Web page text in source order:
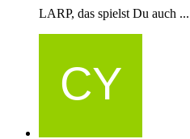
LARP, das spielst Du auch